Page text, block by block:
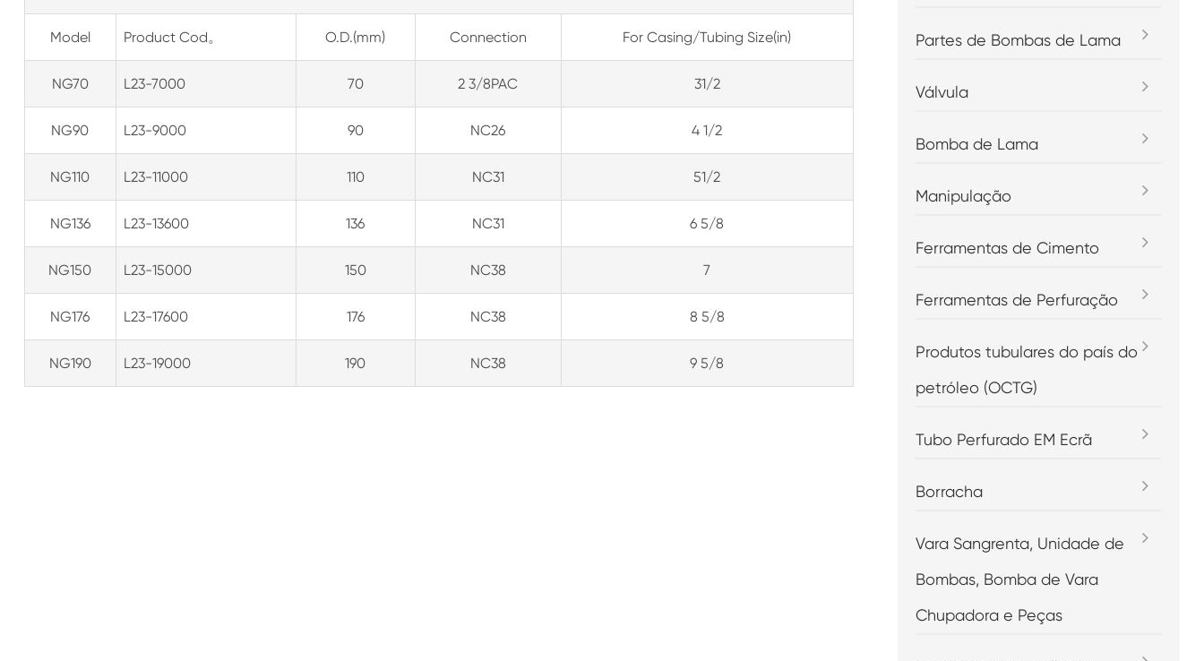
Model Product Cod。 O.D.(mm) Connection For Casing/Tubing Size(in)
NG70 L23-7000 70 2 3/8PAC 31/2
NG90 L23-9000 90 NC26 4 1/2
NG110 L23-11000 110 NC31 51/2
NG136 L23-13600 136 NC31 6 5/8
NG150 L23-15000 150 NC38 7
NG176 L23-17600 176 NC38 8 5/8
NG190 L23-19000 190 NC38 9 5/8
Partes de Bombas de Lama
Válvula
Bomba de Lama
Manipulação
Ferramentas de Cimento
Ferramentas de Perfuração
Produtos tubulares do país do
petróleo (OCTG)
Tubo Perfurado EM Ecrã
Borracha
Vara Sangrenta, Unidade de
Bombas, Bomba de Vara
Chupadora e Peças